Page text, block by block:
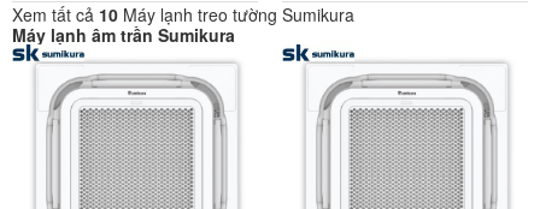
Xem tất cả 10 Máy lạnh treo tường Sumikura
Máy lạnh âm trần Sumikura